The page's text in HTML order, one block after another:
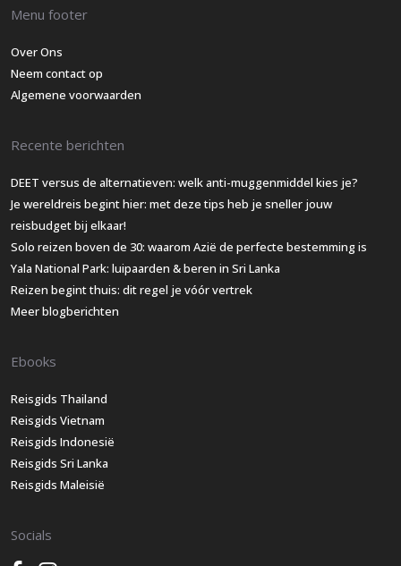
Menu footer
Over Ons
Neem contact op
Algemene voorwaarden
Recente berichten
DEET versus de alternatieven: welk anti-muggenmiddel kies je?
Je wereldreis begint hier: met deze tips heb je sneller jouw
reisbudget bij elkaar!
Solo reizen boven de 30: waarom Azië de perfecte bestemming is
Yala National Park: luipaarden & beren in Sri Lanka
Reizen begint thuis: dit regel je vóór vertrek
Meer blogberichten
Ebooks
Reisgids Thailand
Reisgids Vietnam
Reisgids Indonesië
Reisgids Sri Lanka
Reisgids Maleisië
Socials